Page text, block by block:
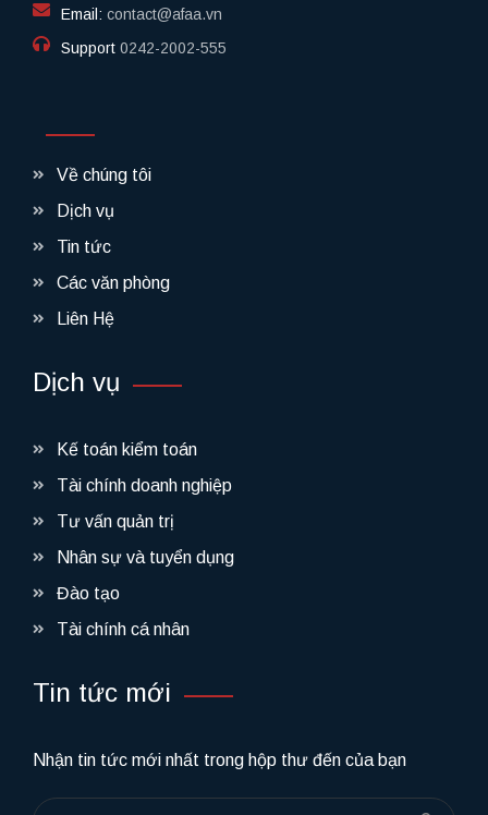
Email: contact@afaa.vn
Support 0242-2002-555​
Về chúng tôi
Dịch vụ
Tin tức
Các văn phòng
Liên Hệ
Dịch vụ
Kế toán kiểm toán
Tài chính doanh nghiệp
Tư vấn quản trị
Nhân sự và tuyển dụng
Đào tạo
Tài chính cá nhân
Tin tức mới
Nhận tin tức mới nhất trong hộp thư đến của bạn